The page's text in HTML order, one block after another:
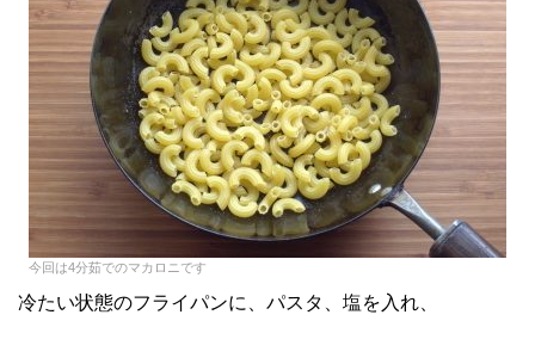
今回は4分茹でのマカロニです
冷たい状態のフライパンに、パスタ、塩を入れ、